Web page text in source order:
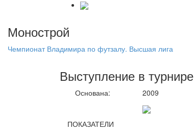
Монострой
Чемпионат Владимира по футзалу. Высшая лига
Выступление в турнире
Основана: 2009
ПОКАЗАТЕЛИ